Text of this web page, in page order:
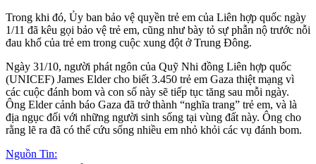
Trong khi đó, Ủy ban bảo vệ quyền trẻ em của Liên hợp quốc ngày
1/11 đã kêu gọi bảo vệ trẻ em, cũng như bày tỏ sự phẫn nộ trước nỗi
đau khổ của trẻ em trong cuộc xung đột ở Trung Đông.
Ngày 31/10, người phát ngôn của Quỹ Nhi đồng Liên hợp quốc
(UNICEF) James Elder cho biết 3.450 trẻ em Gaza thiệt mạng vì
các cuộc đánh bom và con số này sẽ tiếp tục tăng sau mỗi ngày.
Ông Elder cảnh báo Gaza đã trở thành “nghĩa trang” trẻ em, và là
địa ngục đối với những người sinh sống tại vùng đất này. Ông cho
rằng lẽ ra đã có thể cứu sống nhiều em nhỏ khỏi các vụ đánh bom.
Nguồn Tin: